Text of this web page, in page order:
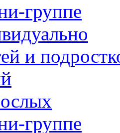
группе
и
группе